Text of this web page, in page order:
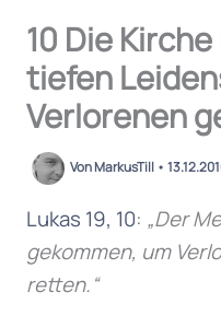
10 Die
tiefen
Verlorenen
VonMarkusTill •
Lukas 19, 10: „Der
gekommen, um
retten.“